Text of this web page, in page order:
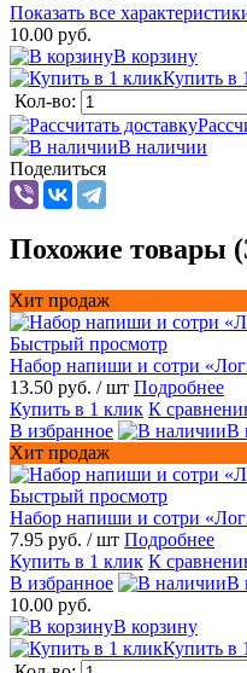
Показать все
10.00 руб.
В корзину
Купить в
Кол-во:
В наличии
Поделиться
Похожие товары
Хит продаж
Быстрый просмотр
Набор напиши и сотри
13.50 руб. / шт Подробнее
Купить в 1 клик К
В избранное
В
Хит продаж
Быстрый просмотр
Набор напиши и сотри
7.95 руб. / шт Подробнее
Купить в 1 клик К
В избранное
В
10.00 руб.
В корзину
Купить в